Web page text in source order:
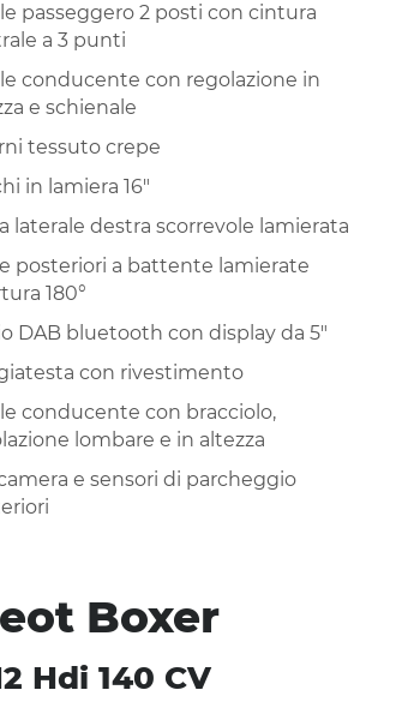
passeggero 2 posti con cintura
a 3 punti
conducente con regolazione in
e schienale
tessuto crepe
in lamiera 16″
laterale destra scorrevole lamierata
posteriori a battente lamierate
180°
DAB bluetooth con display da 5″
con rivestimento
conducente con bracciolo,
lombare e in altezza
e sensori di parcheggio
Boxer
Hdi 140 CV